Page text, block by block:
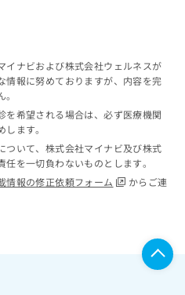
イナビおよび株式会社ウェルネスが
情報に努めておりますが、内容を完
を希望される場合は、必ず医療機関
ます。
ついて、株式会社マイナビ及び株式
を一切負わないものとします。
情報の修正依頼フォーム
からご連